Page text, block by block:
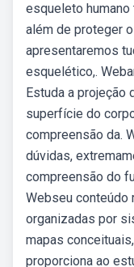
esqueleto
além de proteger
apresentaremos
esquelético,.
Estuda a projeção
superfície do
compreensão da.
dúvidas,
compreensão do
Webseu conteúdo
organizadas por
mapas
proporciona ao